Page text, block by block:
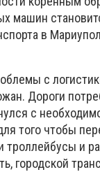
машин
в
с
Дороги
с
того чтобы
и
городской